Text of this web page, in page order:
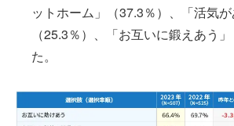
ットホーム」（37.3％）、「活気が
（25.3％）、「お互いに鍛えあう
た。